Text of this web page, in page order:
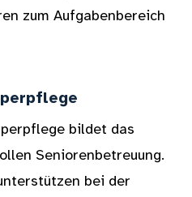
zum Aufgabenbereich
bildet das
Seniorenbetreuung.
bei der